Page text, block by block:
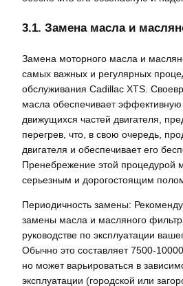
3.1. Замена масла и
Замена моторного масла и
самых важных и регулярных
обслуживания Cadillac XTS.
масла обеспечивает эффективную
движущихся частей двигателя,
перегрев, что, в свою очередь,
двигателя и обеспечивает его
Пренебрежение этой процедурой
серьезным и дорогостоящим
Периодичность замены:
замены масла и масляного
руководстве по эксплуатации
Обычно это составляет 7500-
но может варьироваться в
эксплуатации (городской или